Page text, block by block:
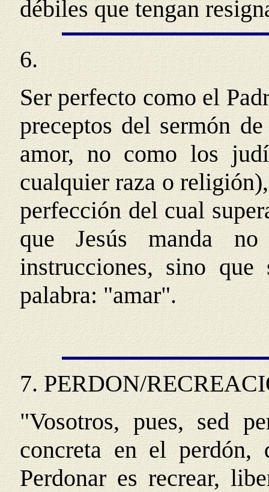
débiles que tengan
6.
Ser perfecto como el
preceptos del sermón
amor, no como los
cualquier raza o
perfección del cual
que Jesús manda
instrucciones, sino
palabra: "amar".
7.PERDON/
"Vosotros, pues, sed
concreta en el perdón,
Perdonar es recrear,